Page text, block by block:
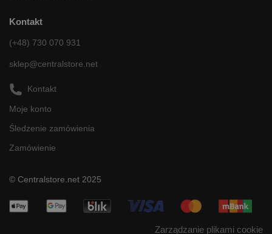
Kontakt
(+48) 730 070 931
sklep@centralstore.net
Kontakt
Moje konto
Śledzenie zamówienia
Zamówienie
© Centralstore.net 2025
Zarządzanie plikami cookie